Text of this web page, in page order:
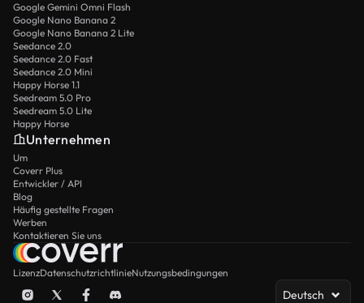
Google Gemini Omni Flash
Google Nano Banana 2
Google Nano Banana 2 Lite
Seedance 2.0
Seedance 2.0 Fast
Seedance 2.0 Mini
Happy Horse 1.1
Seedream 5.0 Pro
Seedream 5.0 Lite
Happy Horse
Unternehmen
Um
Coverr Plus
Entwickler / API
Blog
Häufig gestellte Fragen
Werben
Kontaktieren Sie uns
LizenzDatenschutzrichtlinieNutzungsbedingungen
Deutsch